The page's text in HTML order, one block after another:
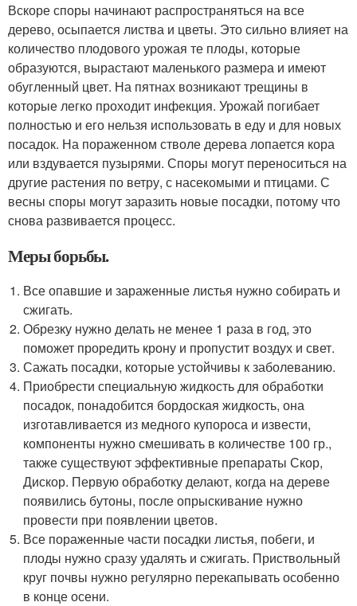
Вскоре споры начинают распространяться на все
дерево, осыпается листва и цветы. Это сильно влияет на
количество плодового урожая те плоды, которые
образуются, вырастают маленького размера и имеют
обугленный цвет. На пятнах возникают трещины в
которые легко проходит инфекция. Урожай погибает
полностью и его нельзя использовать в еду и для новых
посадок. На пораженном стволе дерева лопается кора
или вздувается пузырями. Споры могут переноситься на
другие растения по ветру, с насекомыми и птицами. С
весны споры могут заразить новые посадки, потому что
снова развивается процесс.
Меры борьбы.
Все опавшие и зараженные листья нужно собирать и
сжигать.
Обрезку нужно делать не менее 1 раза в год, это
поможет проредить крону и пропустит воздух и свет.
Сажать посадки, которые устойчивы к заболеванию.
Приобрести специальную жидкость для обработки
посадок, понадобится бордоская жидкость, она
изготавливается из медного купороса и извести,
компоненты нужно смешивать в количестве 100 гр.,
также существуют эффективные препараты Скор,
Дискор. Первую обработку делают, когда на дереве
появились бутоны, после опрыскивание нужно
провести при появлении цветов.
Все пораженные части посадки листья, побеги, и
плоды нужно сразу удалять и сжигать. Приствольный
круг почвы нужно регулярно перекапывать особенно
в конце осени.